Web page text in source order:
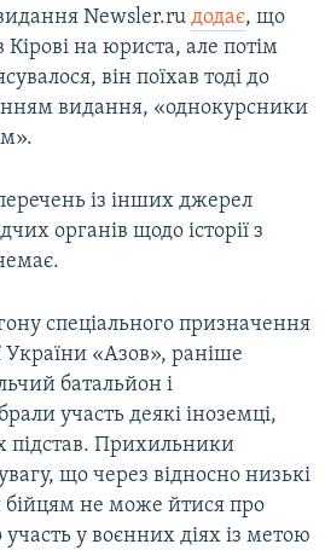
Newsler.ru додає, що
на юриста, але потім
він поїхав тоді до
видання, «однокурсники
із інших джерел
органів щодо історії з
спеціального призначення
України «Азов», раніше
батальйон і
участь деякі іноземці,
підстав. Прихильники
що через відносно низькі
бійцям не може йтися про
у воєнних діях із метою